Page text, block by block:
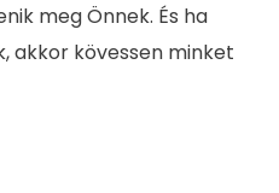
meg Önnek. És ha
akkor kövessen minket